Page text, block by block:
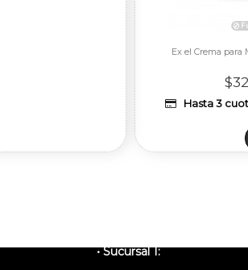
Ex el Crema para
Hasta 3
• Sucursal 1: